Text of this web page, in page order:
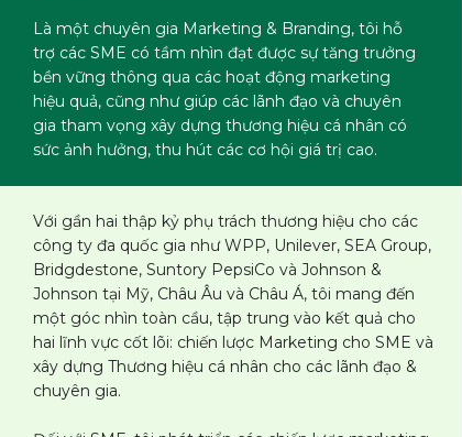
Là một chuyên gia Marketing & Branding, tôi hỗ
trợ các SME có tầm nhìn đạt được sự tăng trưởng
bền vững thông qua các hoạt động marketing
hiệu quả, cũng như giúp các lãnh đạo và chuyên
gia tham vọng xây dựng thương hiệu cá nhân có
sức ảnh hưởng, thu hút các cơ hội giá trị cao.
Với gần hai thập kỷ phụ trách thương hiệu cho các
công ty đa quốc gia như WPP, Unilever, SEA Group,
Bridgdestone, Suntory PepsiCo và Johnson &
Johnson tại Mỹ, Châu Âu và Châu Á, tôi mang đến
một góc nhìn toàn cầu, tập trung vào kết quả cho
hai lĩnh vực cốt lõi: chiến lược Marketing cho SME và
xây dựng Thương hiệu cá nhân cho các lãnh đạo &
chuyên gia.